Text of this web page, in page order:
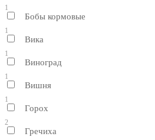
1
Бобы кормовые
1
Вика
1
Виноград
1
Вишня
1
Горох
2
Гречиха